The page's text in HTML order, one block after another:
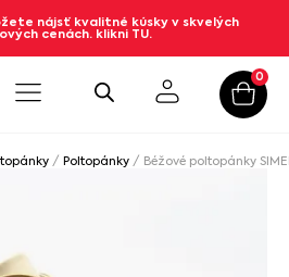
nájsť kvalitné kúsky v skvelých
cenách. klikni TU.
0
/ Poltopánky / Béžové poltopánky